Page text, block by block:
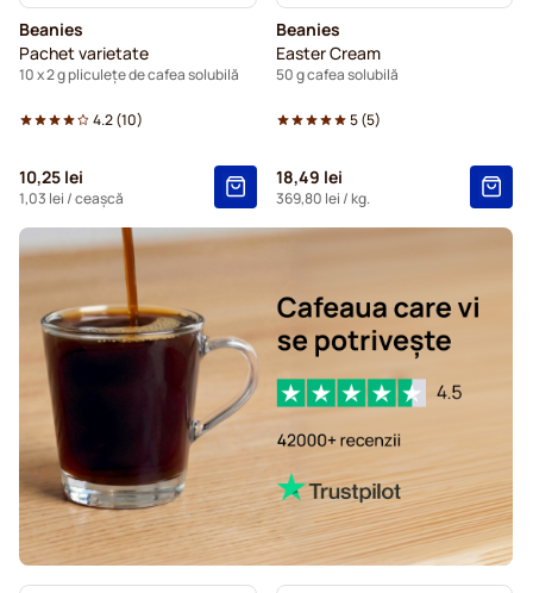
Beanies
Pachet varietate
10 x 2 g pliculețe de cafea solubilă
4.2(10)
10,25 lei
1,03 lei / ceașcă
Beanies
Easter Cream
50 g cafea solubilă
5(5)
18,49 lei
369,80 lei / kg.